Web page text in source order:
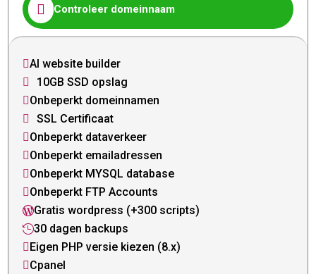
 Controleer domeinnaam
AI website builder
 10GB SSD opslag
Onbeperkt domeinnamen
 SSL Certificaat
Onbeperkt dataverkeer
Onbeperkt emailadressen
Onbeperkt MYSQL database
Onbeperkt FTP Accounts
Gratis wordpress (+300 scripts)
30 dagen backups
Eigen PHP versie kiezen (8.x)
Cpanel